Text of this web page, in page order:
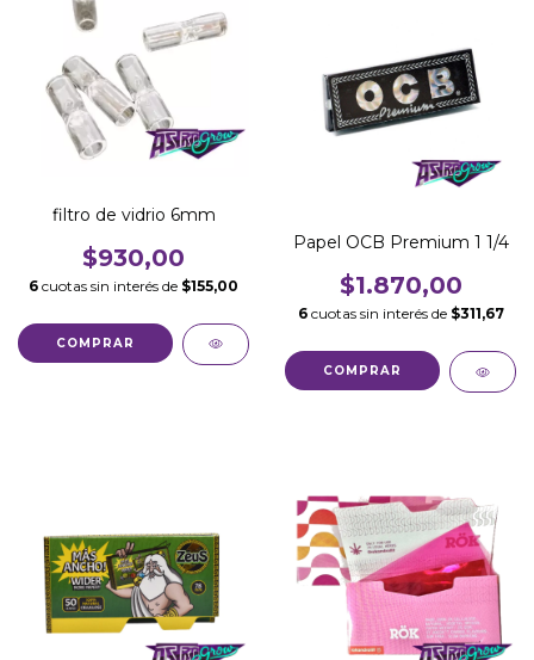
filtro de vidrio 6mm
$930,00
6 cuotas sin interés de $155,00
Papel OCB Premium 1 1/4
$1.870,00
6 cuotas sin interés de $311,67